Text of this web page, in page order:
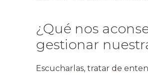
¿Qué nos
gestionar
Escucharlas, tratar de